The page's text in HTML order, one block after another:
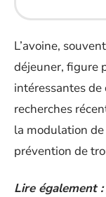
L’avoine,
déjeuner, figure
intéressantes de
recherches
la modulation
prévention de
Lire également :